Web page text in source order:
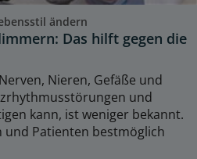
ändern
Das hilft gegen die
Nieren, Gefäße und
und
kann, ist weniger bekannt.
und Patienten bestmöglich